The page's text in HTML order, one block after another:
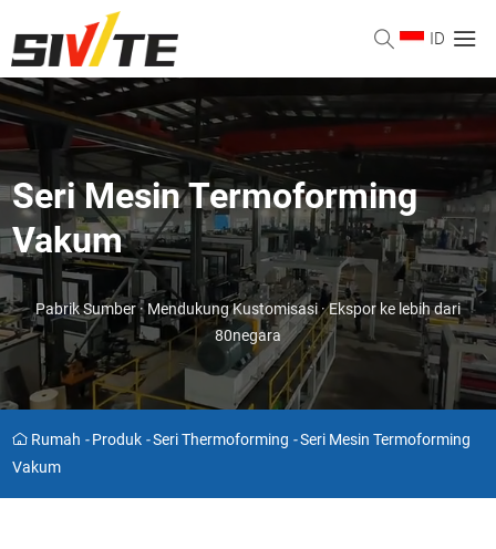
ID
Seri Mesin Termoforming
Vakum
Pabrik Sumber · Mendukung Kustomisasi · Ekspor ke lebih dari
80negara
Rumah - Produk -Seri Thermoforming -Seri Mesin Termoforming
Vakum